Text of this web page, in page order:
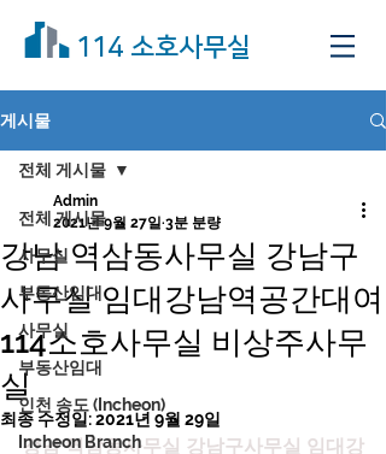
114 소호사무실
게시물
전체 게시물
사무실
부동산임대
사무실
부동산임대
인천 송도 (Incheon)
Incheon Branch
전체 게시물
강남 역삼동사무실 강남구
사무실 임대강남역공간대여
114소호사무실 비상주사무
실
Admin
2021년 9월 27일 3분 분량
최종 수정일:2021년 9월 29일
강남 역삼동사무실 강남구사무실 임대강